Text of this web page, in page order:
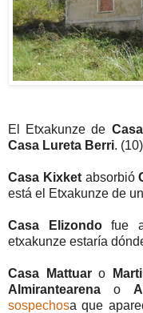
El Etxakunze de
Casa Lureta Berri. (10)
Casa Kixketabsorbió
está el Etxakunze de
Casa Elizondofue
etxakunze estaría
Casa Mattuaro
Almirantearena o
sospechosa que